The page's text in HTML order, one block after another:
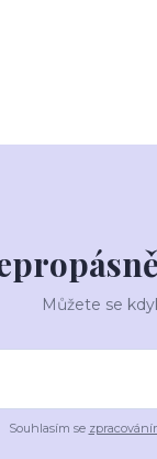
Můžete se
Souhlasím se